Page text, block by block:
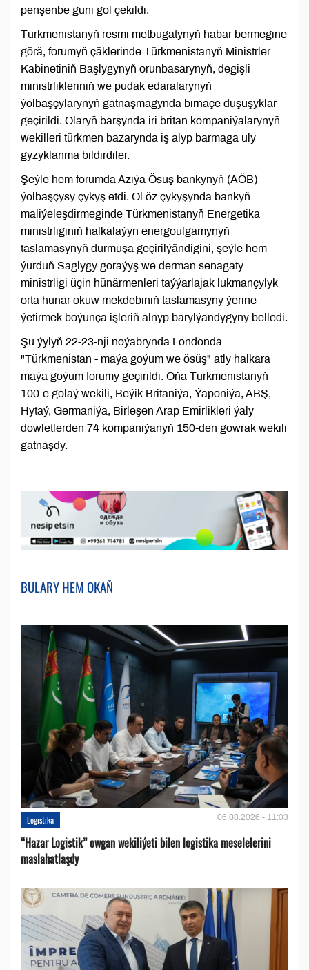
penşenbe güni gol çekildi.
Türkmenistanyň resmi metbugatynyň habar bermegine
görä, forumyň çäklerinde Türkmenistanyň Ministrler
Kabinetiniň Başlygynyň orunbasarynyň, degişli
ministrlikleriniň we pudak edaralarynyň
ýolbaşçylarynyň gatnaşmagynda birnäçe duşuşyklar
geçirildi. Olaryň barşynda iri britan kompaniýalarynyň
wekilleri türkmen bazarynda iş alyp barmaga uly
gyzyklanma bildirdiler.
Şeýle hem forumda Aziýa Ösüş bankynyň (AÖB)
ýolbaşçysy çykyş etdi. Ol öz çykyşynda bankyň
maliýeleşdirmeginde Türkmenistanyň Energetika
ministrliginiň halkalaýyn energoulgamynyň
taslamasynyň durmuşa geçirilýändigini, şeýle hem
ýurduň Saglygy goraýyş we derman senagaty
ministrligi üçin hünärmenleri taýýarlajak lukmançylyk
orta hünär okuw mekdebiniň taslamasyny ýerine
ýetirmek boýunça işleriň alnyp barylýandygyny belledi.
Şu ýylyň 22-23-nji noýabrynda Londonda
"Türkmenistan - maýa goýum we ösüş" atly halkara
maýa goýum forumy geçirildi. Oňa Türkmenistanyň
100-e golaý wekili, Beýik Britaniýa, Ýaponiýa, ABŞ,
Hytaý, Germaniýa, Birleşen Arap Emirlikleri ýaly
döwletlerden 74 kompaniýanyň 150-den gowrak wekili
gatnaşdy.
BULARY HEM OKAŇ
Logistika 06.08.2026 - 11:03
“Hazar Logistik” owgan wekiliýeti bilen logistika meselelerini
maslahatlaşdy